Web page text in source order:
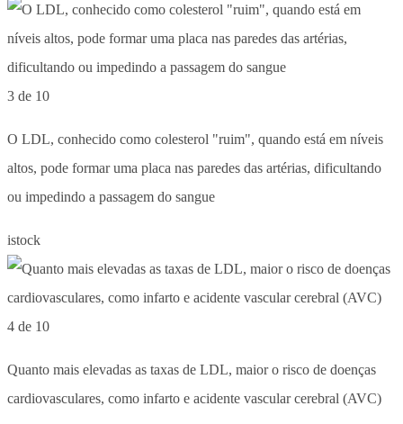
3 de 10
O LDL, conhecido como colesterol "ruim", quando está em níveis
altos, pode formar uma placa nas paredes das artérias, dificultando
ou impedindo a passagem do sangue
istock
4 de 10
Quanto mais elevadas as taxas de LDL, maior o risco de doenças
cardiovasculares, como infarto e acidente vascular cerebral (AVC)